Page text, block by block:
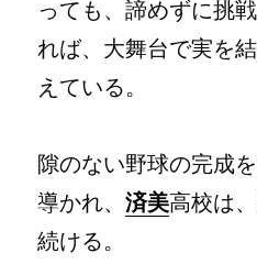
っても、諦めずに挑
れば、大舞台で実を
えている。
隙のない野球の完成
導かれ、済美高校は
続ける。